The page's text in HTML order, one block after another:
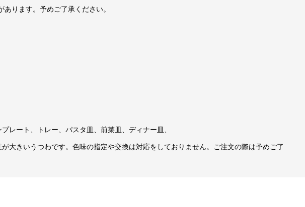
ります。予めご了承ください。
レート、トレー、パスタ皿、前菜皿、ディナー皿、
大きいうつわです。色味の指定や交換は対応をしておりません。ご注文の際は予めご了